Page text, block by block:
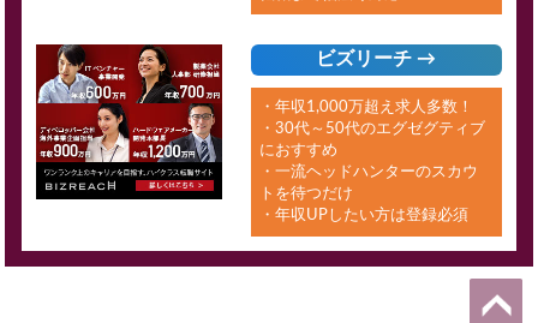
ビズリーチ →
・年収1,000万超え求人多数！
・30代～50代のエグゼグティブ
におすすめ
・一流ヘッドハンターのスカウ
トを待つだけ
・年収UPしたい方は登録必須